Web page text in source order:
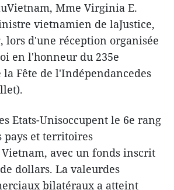
Mme Virginia E.
vietnamien de laJustice,
lors d'une réception organisée
en l'honneur du 235e
Fête de l'Indépendancedes
Etats-Unisoccupent le 6e rang
pays et territoires
avec un fonds inscrit
dollars. La valeurdes
bilatéraux a atteint